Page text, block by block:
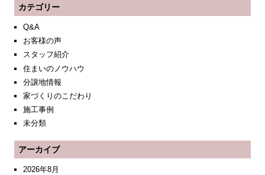
カテゴリー
Q&A
お客様の声
スタッフ紹介
住まいのノウハウ
分譲地情報
家づくりのこだわり
施工事例
未分類
アーカイブ
2026年8月